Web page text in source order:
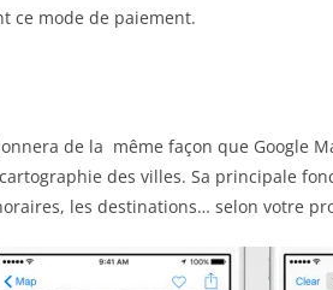
ce mode de paiement.
de la même façon que Google
des villes. Sa principale
les destinations… selon votre